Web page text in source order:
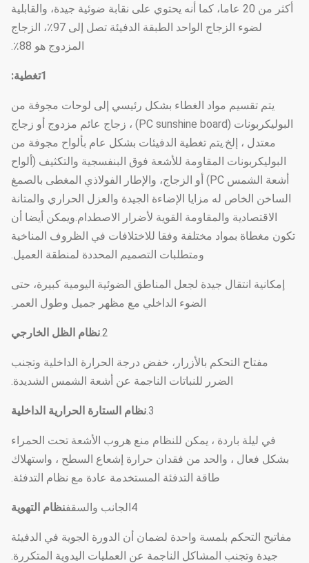
أكثر من 20 عاما، كما أنه يحتوي على نقابة ضوئية جيدة، والقابلية
لضوء الزجاج الواحد الطبقة الدفيئة تصل إلى 97٪، الزجاج
المزدوج هو 88٪.
1تغطية:
يتم تقسيم مواد الغطاء بشكل رئيسي إلى لوحات مجوفة من
البوليكربونات (PC sunshine board) ، زجاج عائم مزدوج أو زجاج
معتدل ، إلخ.يتم تغطية الدفيئات بشكل عام بألواح مجوفة من
البوليكربونات المقاومة للأشعة فوق البنفسجية والتكثيف (ألواح
أشعة الشمس PC) أو الزجاج، والإطار الفولاذي المغطى بالصمغ
الساخن الخاص له مزايا الإضاءة الجيدة والعزل الحراري والمتانة
الاقتصادية والمقاومة القوية لأضرار الاصطدام.ويمكن أيضا أن
تكون مغطاة بمواد مختلفة وفقا للاختلافات في الظروف المناخية
ومتطلبات التصميم المحددة لمنطقة العميل.
إمكانية انتقال جيدة لجعل المناطق الضوئية اليومية كبيرة، حتى
الضوء الداخلي مع مظهر جميل وطول العمر.
2.نظام الظل الخارجي
مفتاح التحكم بالأزرار، خفض درجة الحرارة الداخلية وتجنب
الضرر للنباتات الناجمة عن أشعة الشمس الشديدة.
3.نظام الستارة الحرارية الداخلية
في ليلة باردة ، يمكن للنظام منع هروب الأشعة تحت الحمراء
بشكل فعال ، والحد من فقدان حرارة إشعاع السطح ، واستهلاك
طاقة التدفئة المستخدمة عادة مع نظام التدفئة.
4الجانب والسقف نظام التهوية
مفاتيح التحكم بلمسة واحدة لضمان أن الدورة الجوية في الدفيئة
جيدة وتجنب المشاكل الناجمة عن العمليات اليدوية المتكررة.